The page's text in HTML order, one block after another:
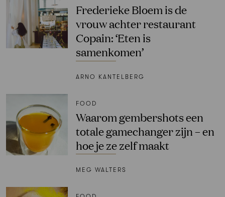
Frederieke Bloem is de
vrouw achter restaurant
Copain: ‘Eten is
samenkomen’
ARNO KANTELBERG
FOOD
Waarom gembershots een
totale gamechanger zijn – en
hoe je ze zelf maakt
MEG WALTERS